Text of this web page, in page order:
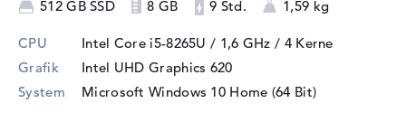
512 GB SSD 8 GB 9 Std. 1,59 kg
CPU Intel Core i5-8265U / 1,6 GHz / 4 Kerne
Grafik
Intel UHD Graphics 620
System
Microsoft Windows 10 Home (64 Bit)